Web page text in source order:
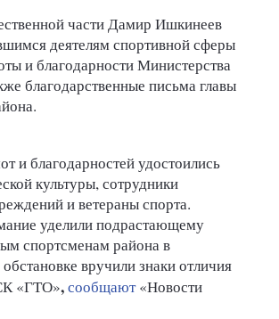
части Дамир Ишкинеев
деятелям спортивной сферы
и благодарности Министерства
благодарственные письма главы
и благодарностей удостоились
культуры, сотрудники
и ветераны спорта.
уделили подрастающему
спортсменам района в
вручили знаки отличия
«ГТО»,сообщают«Новости